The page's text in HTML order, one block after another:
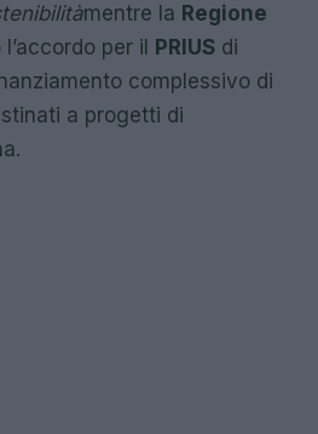
mentre la Regione
per il PRIUS di
complessivo di
a progetti di